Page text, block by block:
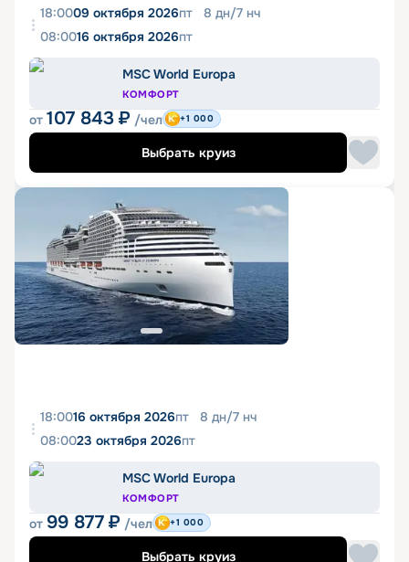
18:0009 октября 2026пт 8 дн/7 нч
08:0016 октября 2026пт
MSC World Europa
КОМФОРТ
от 107 843 ₽ /чел +1 000
Выбрать круиз
18:0016 октября 2026пт 8 дн/7 нч
08:0023 октября 2026пт
MSC World Europa
КОМФОРТ
от 99 877 ₽ /чел +1 000
Выбрать круиз